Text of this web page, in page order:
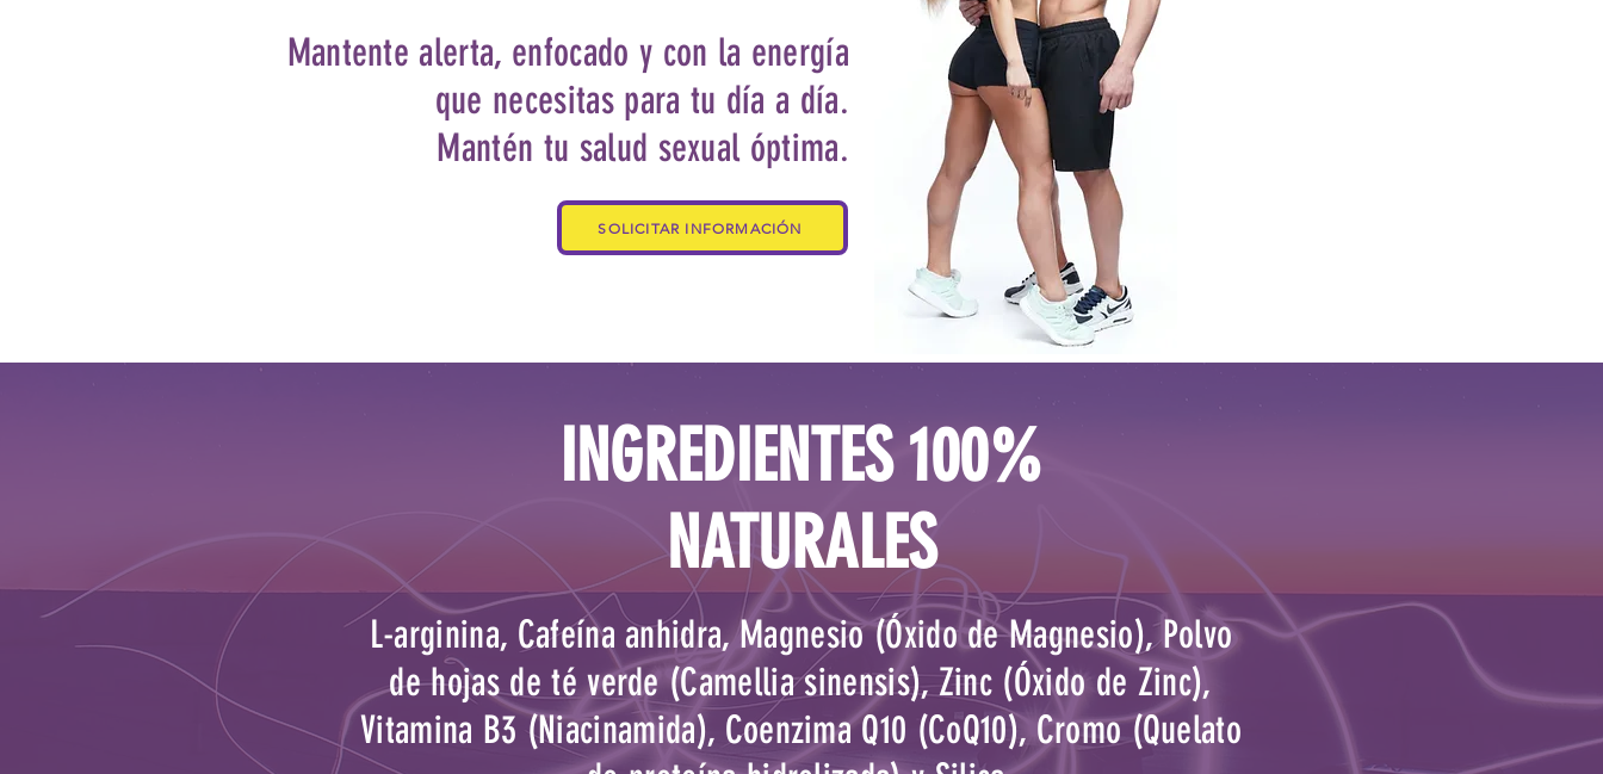
Mantente alerta, enfocado y con la energía
que necesitas para tu día a día.
Mantén tu salud sexual óptima.
SOLICITAR INFORMACIÓN
INGREDIENTES 100%
NATURALES
L-arginina, Cafeína anhidra, Magnesio (Óxido de Magnesio), Polvo
de hojas de té verde (Camellia sinensis), Zinc (Óxido de Zinc),
Vitamina B3 (Niacinamida), Coenzima Q10 (CoQ10), Cromo (Quelato